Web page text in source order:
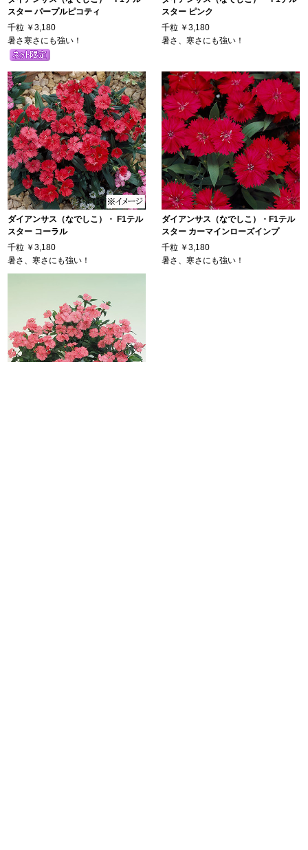
スター パープルピコティ
千粒 ￥3,180
暑さ寒さにも強い！
スター ピンク
千粒 ￥3,180
暑さ、寒さにも強い！
ダイアンサス（なでしこ）・ F1テル
スター コーラル
千粒 ￥3,180
暑さ、寒さにも強い！
ダイアンサス（なでしこ）・F1テル
スター カーマインローズインプ
千粒 ￥3,180
暑さ、寒さにも強い！